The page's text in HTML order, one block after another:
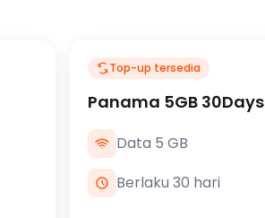
Top-up tersedia
Panama 5GB 30Days
Data 5 GB
Berlaku 30 hari